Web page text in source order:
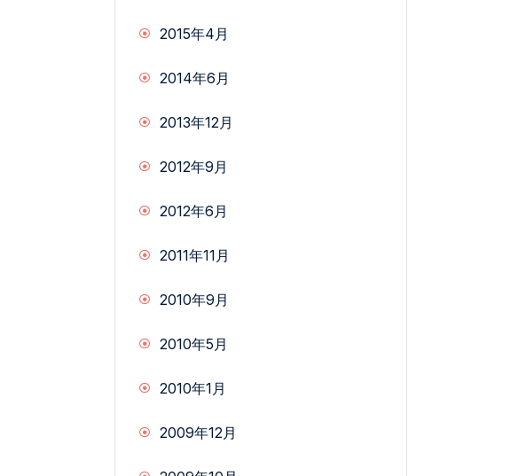
2015年4月
2014年6月
2013年12月
2012年9月
2012年6月
2011年11月
2010年9月
2010年5月
2010年1月
2009年12月